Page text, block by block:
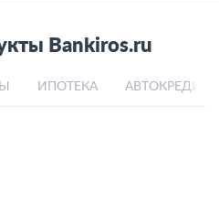
Bankiros.ru
ИПОТЕКА